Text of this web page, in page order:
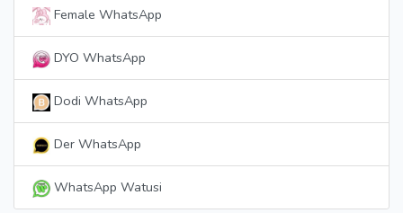
Female WhatsApp
DYO WhatsApp
Dodi WhatsApp
Der WhatsApp
WhatsApp Watusi